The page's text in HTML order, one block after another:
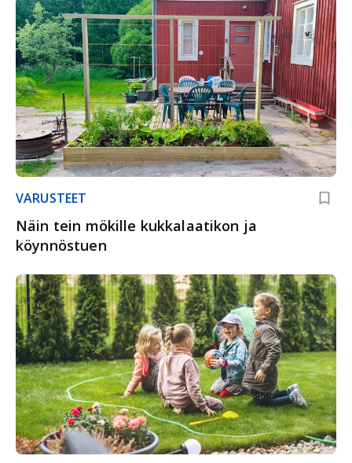
VARUSTEET
Näin tein mökille kukkalaatikon ja
köynnöstuen